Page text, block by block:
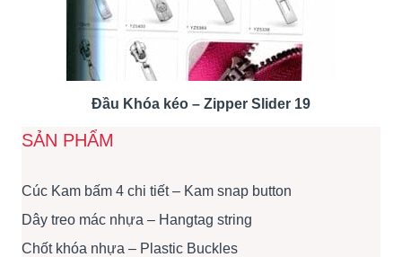
Đầu Khóa kéo – Zipper Slider 19
SẢN PHẨM
Cúc Kam bấm 4 chi tiết – Kam snap button
Dây treo mác nhựa – Hangtag string
Chốt khóa nhựa – Plastic Buckles